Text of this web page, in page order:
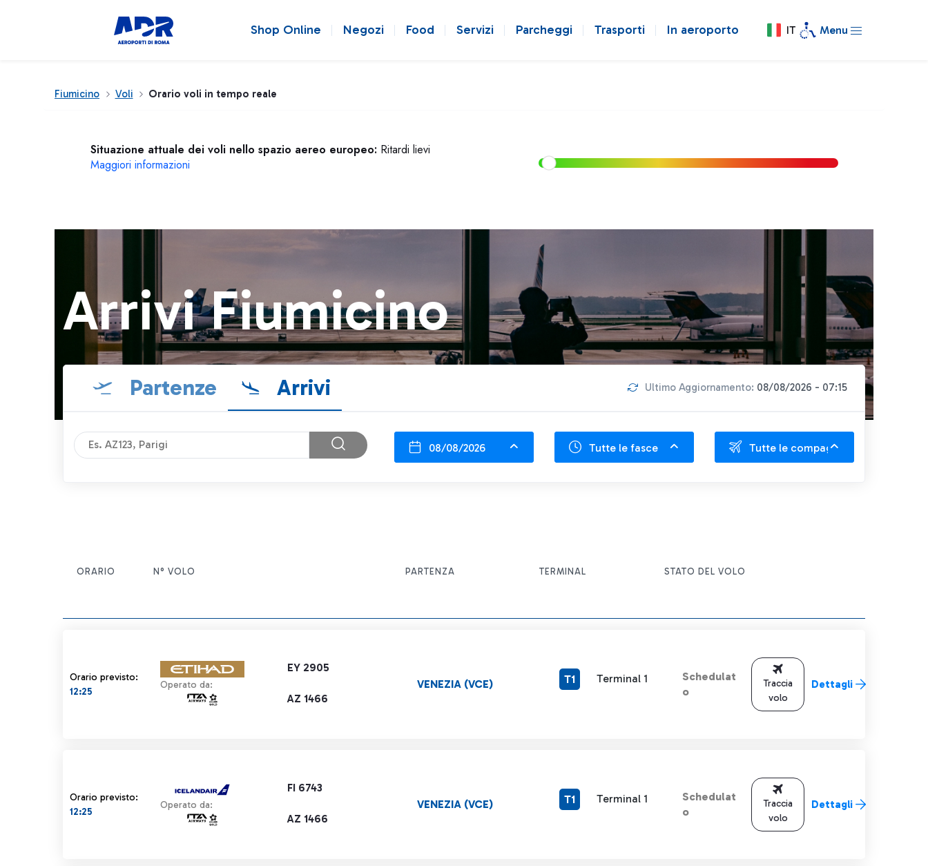
Shop Online Negozi Food Servizi Parcheggi Trasporti In aeroporto IT Menu
Fiumicino Voli Orario voli in tempo reale
Situazione attuale dei voli nello spazio aereo europeo: Ritardi lievi
Maggiori informazioni
Arrivi Fiumicino
Partenze Arrivi Ultimo Aggiornamento: 08/08/2026 - 07:15
08/08/2026 Tutte le fasce Tutte le compagnie
ORARIO N° VOLO PARTENZA TERMINAL STATO DEL VOLO
Orario previsto:
12:25
EY 2905
Operato da:
AZ 1466
VENEZIA (VCE) T1 Terminal 1
Schedulat
o
Traccia
volo
Dettagli
Orario previsto:
12:25
FI 6743
Operato da:
AZ 1466
VENEZIA (VCE) T1 Terminal 1
Schedulat
o
Traccia
volo
Dettagli